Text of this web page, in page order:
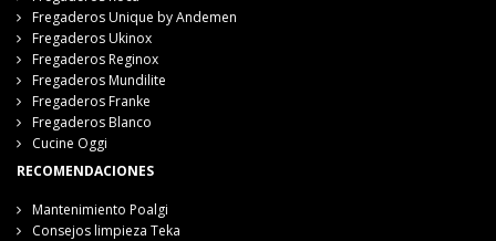
Fregaderos Unique by Andemen
Fregaderos Ukinox
Fregaderos Reginox
Fregaderos Mundilite
Fregaderos Franke
Fregaderos Blanco
Cucine Oggi
RECOMENDACIONES
Mantenimiento Poalgi
Consejos limpieza Teka